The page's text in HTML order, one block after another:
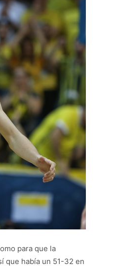
para que la
que había un 51-32 en